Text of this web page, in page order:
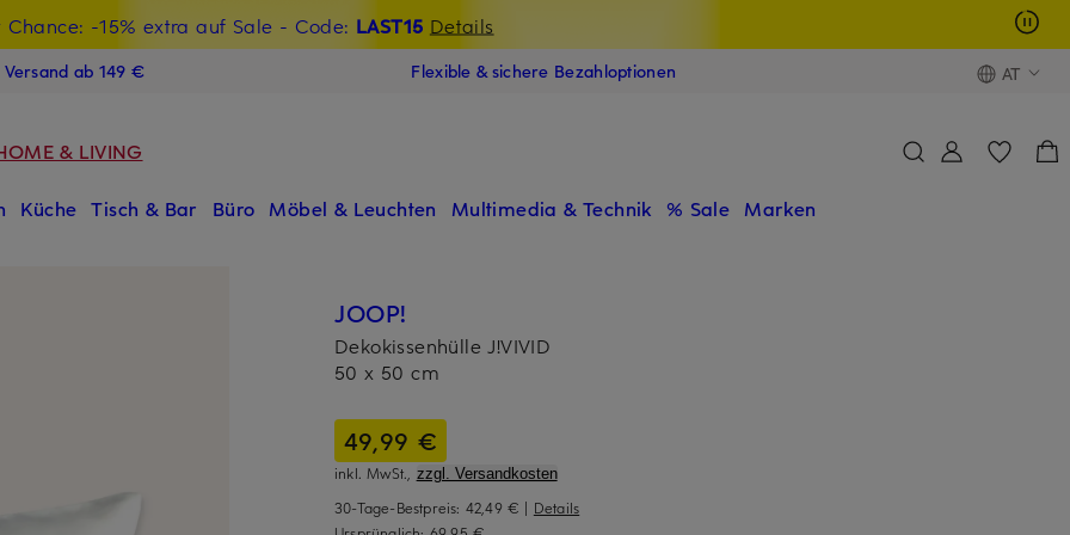
Chance: -15% extra auf Sale - Code: LAST15 Details
Willkommensgutschein mit Beyond sichern
ab 149 € Flexible & sichere Bezahloptionen AT
& LIVING
Küche Tisch & Bar Büro Möbel & Leuchten Multimedia & Technik % Sale Marken
JOOP!
Dekokissenhülle J!VIVID
50 x 50 cm
49,99 €
inkl. MwSt., zzgl. Versandkosten
30-Tage-Bestpreis: 42,49 € | Details